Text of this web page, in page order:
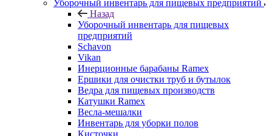
Уборочный инвентарь для пищевых предприятий
Назад
Уборочный инвентарь для пищевых
предприятий
Schavon
Vikan
Инерционные барабаны Ramex
Ершики для очистки труб и бутылок
Ведра для пищевых производств
Катушки Ramex
Весла-мешалки
Инвентарь для уборки полов
Кисточки